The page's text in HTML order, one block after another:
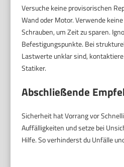
Versuche keine provisorischen
Wand oder Motor. Verwende
Schrauben, um Zeit zu sparen.
Befestigungspunkte. Bei
Lastwerte unklar sind,
Statiker.
Abschließende
Sicherheit hat Vorrang vor
Auffälligkeiten und setze bei
Hilfe. So verhinderst du Unfälle